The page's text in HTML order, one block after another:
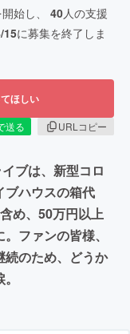
始し、 40人の支援
15に募集を終了しま
ほしい
送る
URLコピー
ブは、新型コロ
ブハウスの箱代
め、50万円以上
ファンの皆様、
続のため、どうか